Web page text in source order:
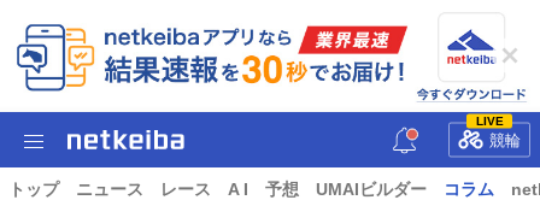
LIVE
競輪
トップ ニュース レース A I 予想 UMAIビルダー コラム